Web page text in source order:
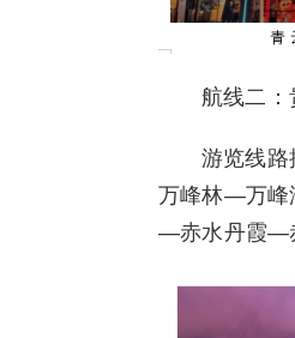
航线二
游览线
万峰林—万
—赤水丹霞—